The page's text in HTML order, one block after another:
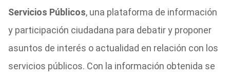
Servicios Públicos, una plataforma de información
y participación ciudadana para debatir y proponer
asuntos de interés o actualidad en relación con los
servicios públicos. Con la información obtenida se